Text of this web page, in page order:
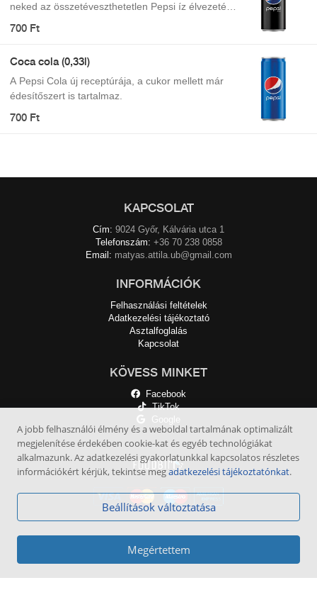
neked az összetéveszthetetlen Pepsi íz élvezetét,
700 Ft
Coca cola (0,33l)
A Pepsi Cola új receptúrája, a cukor mellett már
édesítőszert is tartalmaz.
700 Ft
KAPCSOLAT
Cím: 9024 Győr, Kálvária utca 1
Telefonszám: +36 70 238 0858
Email: matyas.attila.ub@gmail.com
INFORMÁCIÓK
Felhasználási feltételek
Adatkezelési tájékoztató
Asztalfoglalás
Kapcsolat
KÖVESS MINKET
Facebook
TikTok
Google
A jobb felhasználói élmény és a weboldal tartalmának optimalizált
megjelenítése érdekében cookie-kat és egyéb technológiákat
alkalmazunk. Az adatkezelési gyakorlatunkkal kapcsolatos részletes
információkért kérjük, tekintse megadatkezelési tájékoztatónkat.
Beállítások változtatása
Megértettem